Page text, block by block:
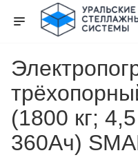
(1800 кг;
360Ач)